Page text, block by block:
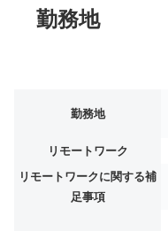
勤務地
勤務地
リモートワーク
リモートワークに関する補
足事項